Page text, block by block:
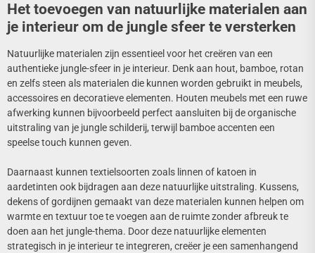
Het toevoegen van natuurlijke materialen aan
je interieur om de jungle sfeer te versterken
Natuurlijke materialen zijn essentieel voor het creëren van een
authentieke jungle-sfeer in je interieur. Denk aan hout, bamboe, rotan
en zelfs steen als materialen die kunnen worden gebruikt in meubels,
accessoires en decoratieve elementen. Houten meubels met een ruwe
afwerking kunnen bijvoorbeeld perfect aansluiten bij de organische
uitstraling van je jungle schilderij, terwijl bamboe accenten een
speelse touch kunnen geven.
Daarnaast kunnen textielsoorten zoals linnen of katoen in
aardetinten ook bijdragen aan deze natuurlijke uitstraling. Kussens,
dekens of gordijnen gemaakt van deze materialen kunnen helpen om
warmte en textuur toe te voegen aan de ruimte zonder afbreuk te
doen aan het jungle-thema. Door deze natuurlijke elementen
strategisch in je interieur te integreren, creëer je een samenhangend